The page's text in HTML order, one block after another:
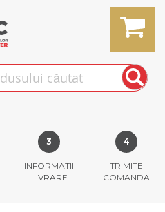
to
Content
INFORMATII
LIVRARE
TRIMITE
COMANDA